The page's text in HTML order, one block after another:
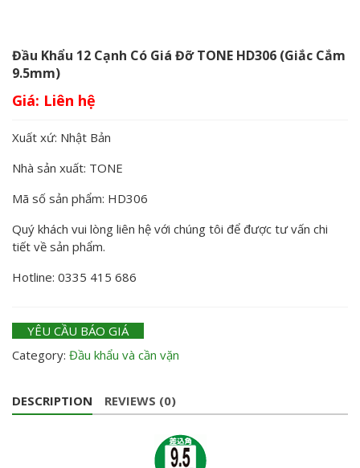
Đầu Khẩu 12 Cạnh Có Giá Đỡ TONE HD306 (Giắc Cắm
9.5mm)
Giá:
Xuất xứ: Nhật Bản
Nhà sản xuất: TONE
Mã số sản phẩm: HD306
Quý khách vui lòng liên hệ với chúng tôi để được tư vấn chi
tiết về sản phẩm.
Hotline: 0335 415 686
YÊU CẦU BÁO GIÁ
Category: Đầu khẩu và cần vặn
DESCRIPTION REVIEWS (0)